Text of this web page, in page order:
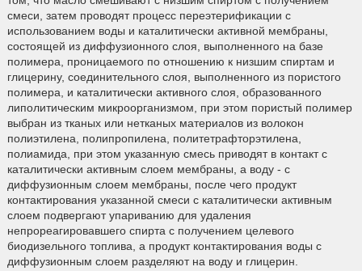
смеси, затем проводят процесс переэтерификации с
использованием воды и каталитически активной мембраны,
состоящей из диффузионного слоя, выполненного на базе
полимера, проницаемого по отношению к низшим спиртам и
глицерину, соединительного слоя, выполненного из пористого
полимера, и каталитически активного слоя, образованного
липолитическим микроорганизмом, при этом пористый полимер
выбран из тканых или нетканых материалов из волокон
полиэтилена, полипропилена, политетрафторэтилена,
полиамида, при этом указанную смесь приводят в контакт с
каталитически активным слоем мембраны, а воду - с
диффузионным слоем мембраны, после чего продукт
контактирования указанной смеси с каталитически активным
слоем подвергают упариванию для удаления
непрореагировавшего спирта с получением целевого
биодизельного топлива, а продукт контактирования воды с
диффузионным слоем разделяют на воду и глицерин.